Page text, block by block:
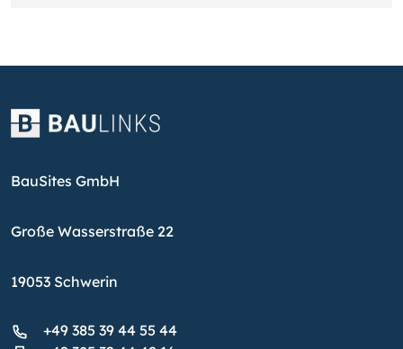
BauSites GmbH
Große Wasserstraße 22
19053 Schwerin
+49 385 39 44 55 44